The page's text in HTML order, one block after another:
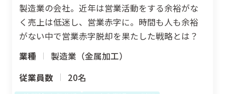
製造業の会社。近年は営業活動をする余裕がな
く売上は低迷し、営業赤字に。時間も人も余裕
がない中で営業赤字脱却を果たした戦略とは？
業種
製造業（金属加工）
従業員数
20名